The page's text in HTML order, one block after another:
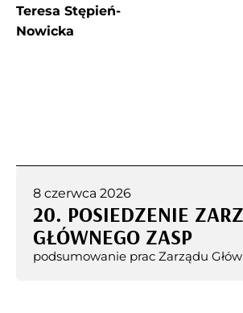
Teresa Stępień-
8 czerwca 2026
20. POSIEDZENIE
GŁÓWNEGO ZASP
podsumowanie prac Zarządu